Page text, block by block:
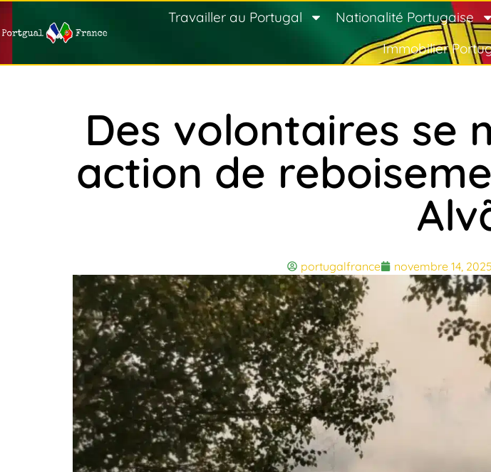
Travailler au Portugal Nationalité Portugaise
Immobilier
Des volontaires se
action de
portugalfrance novembre 14, 2025